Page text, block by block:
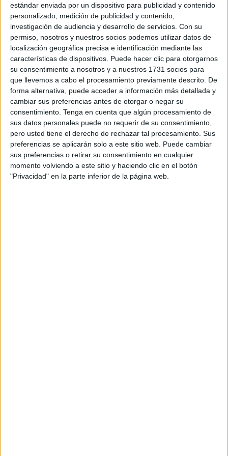
estándar enviada por un dispositivo para publicidad y contenido
personalizado, medición de publicidad y contenido,
investigación de audiencia y desarrollo de servicios. Con su
permiso, nosotros y nuestros socios podemos utilizar datos de
localización geográfica precisa e identificación mediante las
características de dispositivos. Puede hacer clic para otorgarnos
su consentimiento a nosotros y a nuestros 1731 socios para
que llevemos a cabo el procesamiento previamente descrito. De
forma alternativa, puede acceder a información más detallada y
cambiar sus preferencias antes de otorgar o negar su
consentimiento. Tenga en cuenta que algún procesamiento de
sus datos personales puede no requerir de su consentimiento,
pero usted tiene el derecho de rechazar tal procesamiento. Sus
preferencias se aplicarán solo a este sitio web. Puede cambiar
sus preferencias o retirar su consentimiento en cualquier
momento volviendo a este sitio y haciendo clic en el botón
"Privacidad" en la parte inferior de la página web.
nota de prensa.
Tecnología de última generación
La sala de hemodinámica, tal y como han recordado,
permitirá la realización de procedimientos como
cateterismos cardíacos, angioplastias y colocación de
stents, mediante tecnología de última generación. Estas
técnicas permitirán evaluar el estado de las arterias
coronarias, las válvulas cardíacas y los grandes vasos,
optimizando así el diagnóstico y tratamiento de patologías
cardiovasculares de forma eficiente y precisa.
"Desde Ingesa queremos recordar que, al tratarse de un